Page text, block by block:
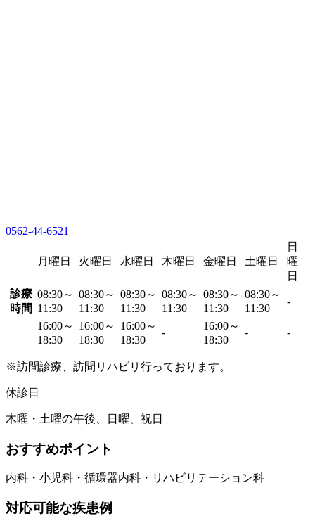
0562-44-6521
月曜日 火曜日 水曜日 木曜日 金曜日 土曜日
日
曜
日
診療
時間
08:30～
11:30
08:30～
11:30
08:30～
11:30
08:30～
11:30
08:30～
11:30
08:30～
11:30
-
16:00～
18:30
16:00～
18:30
16:00～
18:30
-
16:00～
18:30
- -
※訪問診療、訪問リハビリ行っております。
休診日
木曜・土曜の午後、日曜、祝日
おすすめポイント
内科・小児科・循環器内科・リハビリテーション科
対応可能な疾患例